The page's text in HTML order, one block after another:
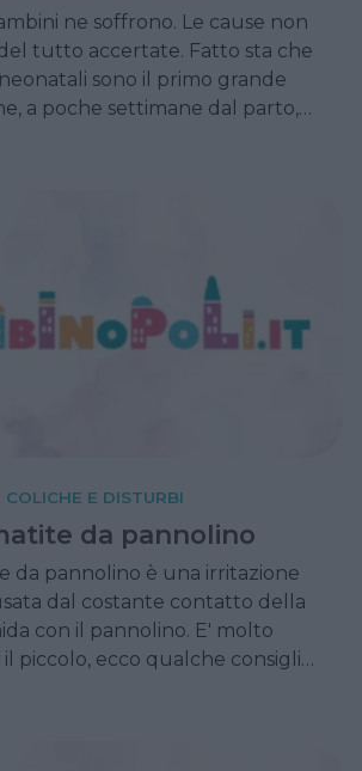
ne soffrono. Le cause non
tutto accertate. Fatto sta che
sono il primo grande
a poche settimane dal parto, i
COLICHE E DISTURBI
da pannolino
da pannolino è una irritazione
dal costante contatto della
con il pannolino. E' molto
il piccolo, ecco qualche consiglio